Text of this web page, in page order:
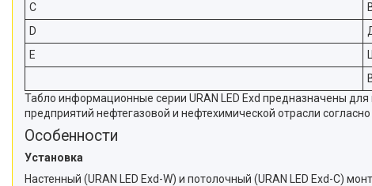
C
D
E
Табло информационные серии URAN LED Exd предназначены
предприятий нефтегазовой и нефтехимической отрасли
Особенности
Установка
Настенный (URAN LED Exd-W) и потолочный (URAN LED Exd-C)